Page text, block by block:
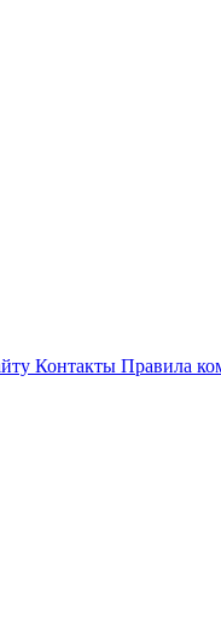
Контакты Правила